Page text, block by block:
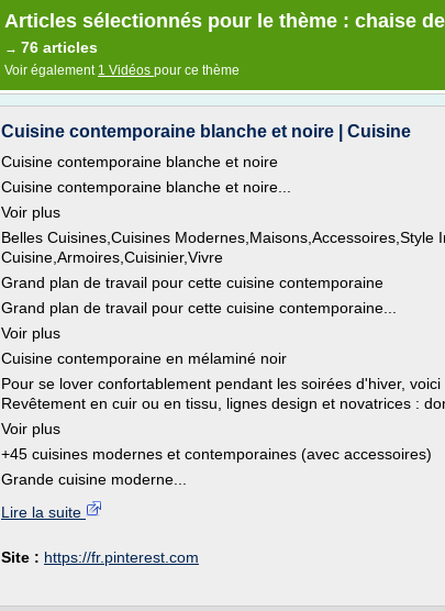
Articles sélectionnés pour le thème : chaise
→ 76 articles
Voir également 1 Vidéos pour ce thème
Cuisine contemporaine blanche et noire | Cuisine
Cuisine contemporaine blanche et noire
Cuisine contemporaine blanche et noire...
Voir plus
Belles Cuisines,Cuisines Modernes,Maisons,Accessoires,Style
Cuisine,Armoires,Cuisinier,Vivre
Grand plan de travail pour cette cuisine contemporaine
Grand plan de travail pour cette cuisine contemporaine...
Voir plus
Cuisine contemporaine en mélaminé noir
Pour se lover confortablement pendant les soirées d'hiver, voici
Revêtement en cuir ou en tissu, lignes design et novatrices :
Voir plus
+45 cuisines modernes et contemporaines (avec accessoires)
Grande cuisine moderne...
Lire la suite
Site : https://fr.pinterest.com